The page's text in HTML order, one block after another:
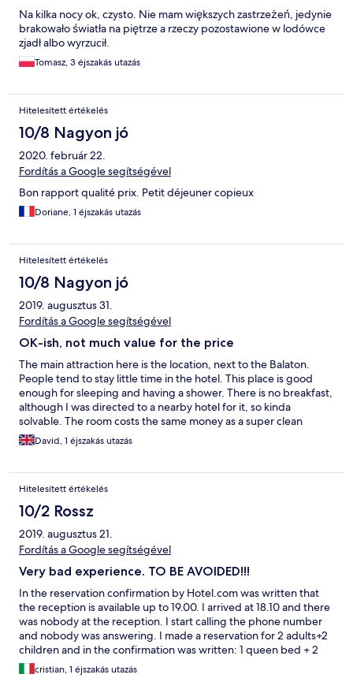
földszinti teraszrészen gondoltuk este játszunk, olvasunk, ( a
szobain világítás hiányában nem lehetett) azonban egy
karácsonyi égősor, amit kérésre bekapcsoltak, nem világított
semmit, pedig voltak nagyon szép lámpák. Az úszómedence
csak kép volt, mert se csempe mindenütt, és valószínű ezért
kevésbé használtuk, de fogalmazzunk úgy, hogy ilyent már
nagyon rég találtunk, pedig nem a luxus kategóriákat látogatjuk.
papírtörölközővel, mert se felmosó se semmilyen takarítóeszközt
nem találtunk.
Na kilka nocy ok, czysto. Nie mam większych zastrzeżeń, jedynie
brakowało światła na piętrze a rzeczy pozostawione w lodówce
zjadł albo wyrzucił.
Tomasz, 3 éjszakás utazás
Hitelesített értékelés
10/8 Nagyon jó
2020. február 22.
Fordítás a Google segítségével
Bon rapport qualité prix. Petit déjeuner copieux
Doriane, 1 éjszakás utazás
Hitelesített értékelés
10/8 Nagyon jó
2019. augusztus 31.
Fordítás a Google segítségével
OK-ish, not much value for the price
The main attraction here is the location, next to the Balaton.
People tend to stay little time in the hotel. This place is good
enough for sleeping and having a shower. There is no breakfast,
although I was directed to a nearby hotel for it, so kinda
solvable. The room costs the same money as a super clean
apartment next to the Adriatic Sea with kitchen and A/C. There
is no A/C here by the way, which is unfortunate at summer time.
everything else next to Balaton.
David, 1 éjszakás utazás
Hitelesített értékelés
10/2 Rossz
2019. augusztus 21.
Fordítás a Google segítségével
Very bad experience. TO BE AVOIDED!!!
In the reservation confirmation by Hotel.com was written that
the reception is available up to 19.00. I arrived at 18.10 and there
was nobody at the reception. I start calling the phone number
and nobody was answering. I made a reservation for 2 adults+2
children and in the confirmation was written: 1 queen bed + 2
single. In the room there were only 2 single bed and 1 coach
prepared as bed. I tried calling again the number and NOBODY
cristian, 1 éjszakás utazás